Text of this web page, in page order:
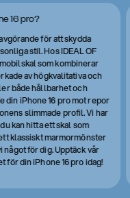
16 pro?
för att skydda
stil. Hos IDEAL OF
som kombinerar
av högkvalitativa och
både hållbarhet och
din iPhone 16 pro mot repor
slimmade profil. Vi har
kan hitta ett skal som
klassiskt marmormönster
för dig. Upptäck vår
din iPhone 16 pro idag!